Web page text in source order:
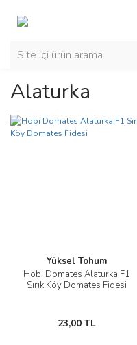
Alaturka
Yüksel Tohum
Hobi Domates Alaturka F1
Sırık Köy Domates Fidesi
23,00 TL